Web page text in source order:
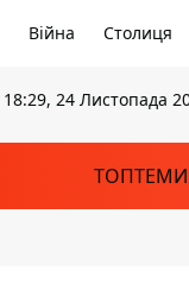
Війна Столиця
18:29, 24 Листопада